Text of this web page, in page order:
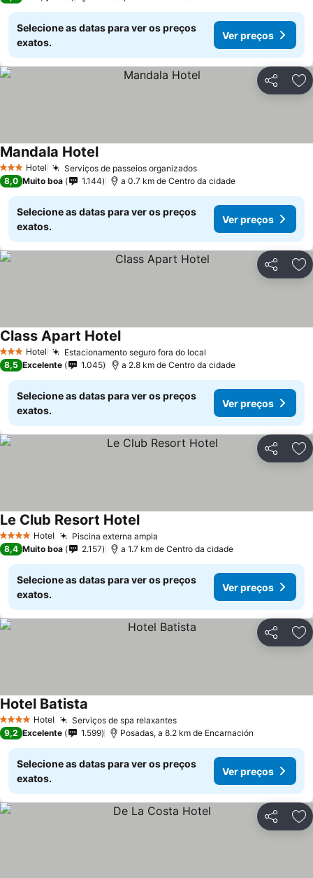
Selecione as datas para ver os preços
exatos.
Ver preços
Partilhar
3 EstrelasHotel Serviços de passeios organizados
Mandala Hotel
8,0 Muito boa 1.144 a 0.7 km de Centro da cidade
Selecione as datas para ver os preços
exatos.
Ver preços
Partilhar
3 EstrelasHotel Estacionamento seguro fora do local
Class Apart Hotel
8,5 Excelente 1.045 a 2.8 km de Centro da cidade
Selecione as datas para ver os preços
exatos.
Ver preços
Partilhar
4 EstrelasHotel Piscina externa ampla
Le Club Resort Hotel
8,4 Muito boa 2.157 a 1.7 km de Centro da cidade
Selecione as datas para ver os preços
exatos.
Ver preços
Partilhar
4 EstrelasHotel Serviços de spa relaxantes
Hotel Batista
9,2 Excelente 1.599 Posadas, a 8.2 km de Encarnación
Selecione as datas para ver os preços
exatos.
Ver preços
Partilhar